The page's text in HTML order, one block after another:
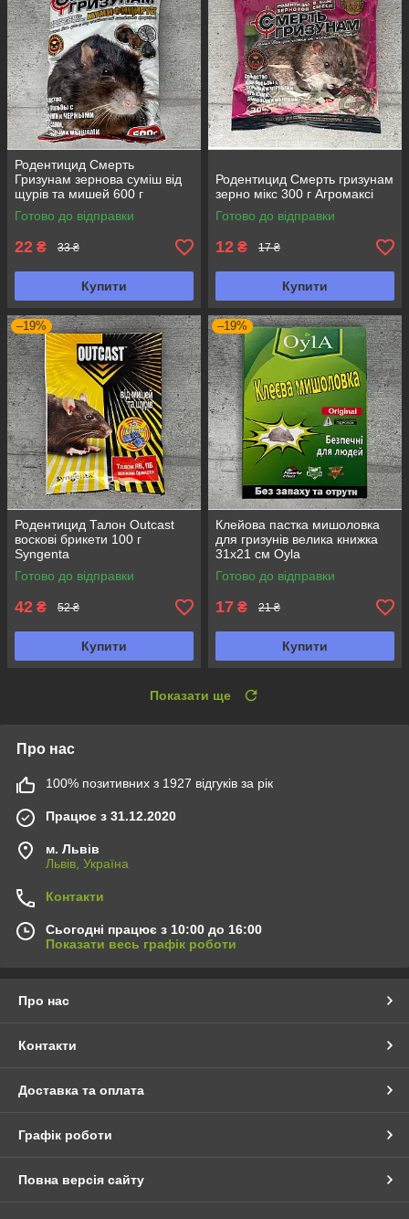
Родентицид Смерть
Гризунам зернова суміш від
щурів та мишей 600 г
Агромаксі
Готово до відправки
22 ₴ 33 ₴
Купити
Родентицид Смерть гризунам
зерно мікс 300 г Агромаксі
Готово до відправки
12 ₴ 17 ₴
Купити
–19%
Родентицид Талон Outcast
воскові брикети 100 г
Syngenta
Готово до відправки
42 ₴ 52 ₴
Купити
–19%
Клейова пастка мишоловка
для гризунів велика книжка
31х21 см Oyla
Готово до відправки
17 ₴ 21 ₴
Купити
Показати ще
Про нас
100% позитивних з 1927 відгуків за рік
Працює з 31.12.2020
м. Львів
Львів, Україна
Контакти
Сьогодні працює з 10:00 до 16:00
Показати весь графік роботи
Про нас
Контакти
Доставка та оплата
Графік роботи
Повна версія сайту